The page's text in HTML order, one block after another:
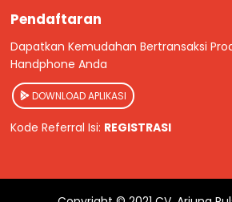
Pendaftaran
Dapatkan Kemudahan Bertransaksi
Handphone Anda
DOWNLOAD APLIKASI
Kode Referral Isi: REGISTRASI